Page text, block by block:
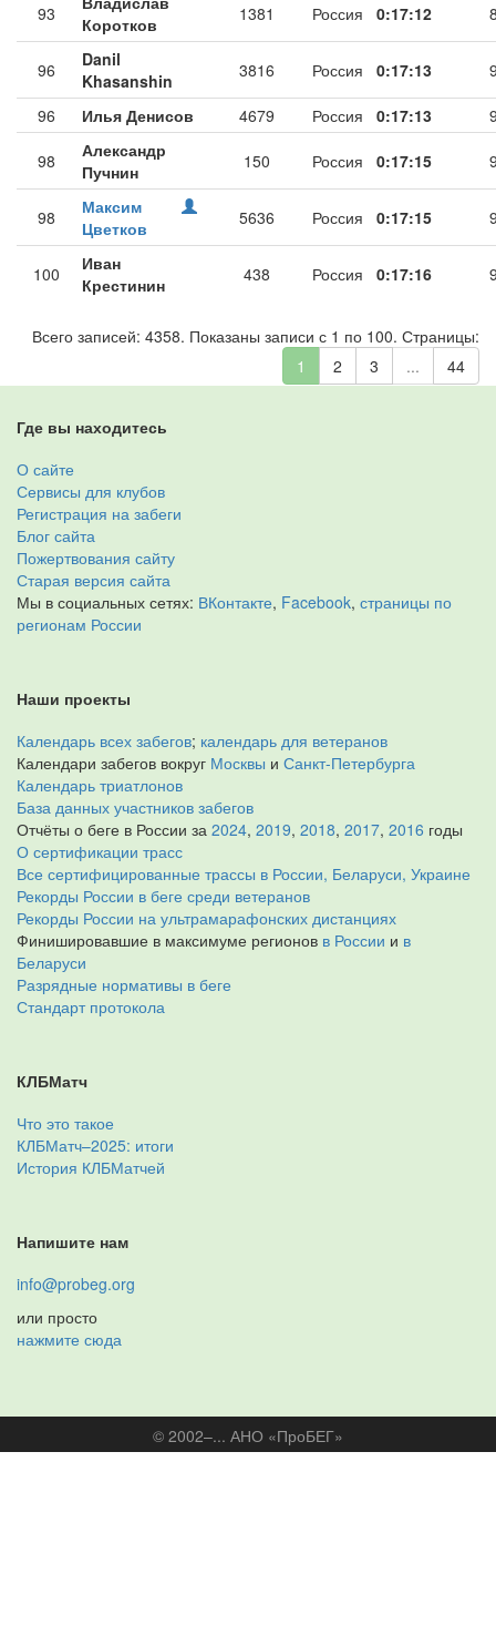
93
Коротков
1381 Россия 0:17:12
96
Danil
Khasanshin
3816 Россия 0:17:13
96 Илья Денисов 4679 Россия 0:17:13
98
Александр
Пучнин
150 Россия 0:17:15
98
Максим
Цветков
5636 Россия 0:17:15
100
Иван
Крестинин
438 Россия 0:17:16
Всего записей: 4358. Показаны записи с 1 по 100. Страницы:
1
2 3 ... 44
Где вы находитесь
О сайте
Сервисы для клубов
Регистрация на забеги
Блог сайта
Пожертвования сайту
Старая версия сайта
Мы в социальных сетях: ВКонтакте, Facebook, страницы по
регионам России
Наши проекты
Календарь всех забегов; календарь для ветеранов
Календари забегов вокруг Москвы и Санкт-Петербурга
Календарь триатлонов
База данных участников забегов
Отчёты о беге в России за 2024, 2019, 2018, 2017, 2016 годы
О сертификации трасс
Все сертифицированные трассы в России, Беларуси, Украине
Рекорды России в беге среди ветеранов
Рекорды России на ультрамарафонских дистанциях
Финишировавшие в максимуме регионов в России и в
Беларуси
Разрядные нормативы в беге
Стандарт протокола
КЛБМатч
Что это такое
КЛБМатч–2025: итоги
История КЛБМатчей
Напишите нам
info@probeg.org
или просто
нажмите сюда
© 2002–... АНО «ПроБЕГ»